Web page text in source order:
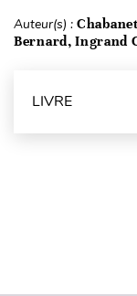
Auteur(s) :
Bernard, Ingrand
LIVRE